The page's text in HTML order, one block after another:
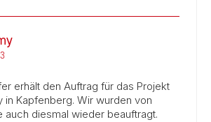
erhält den Auftrag für das Projekt
in Kapfenberg. Wir wurden von
auch diesmal wieder beauftragt.